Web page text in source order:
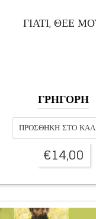
ΓΙΑΤΙ, ΘΕΕ
ΓΡΗΓΟΡΗ
ΠΡΟΣΘΉΚΗ ΣΤΟ
€14,00